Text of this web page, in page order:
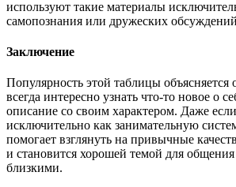
используют такие материалы
самопознания или дружеских
Заключение
Популярность этой таблицы объясняется
всегда интересно узнать что-то новое о
описание со своим характером. Даже
исключительно как занимательную
помогает взглянуть на привычные
и становится хорошей темой для
близкими.